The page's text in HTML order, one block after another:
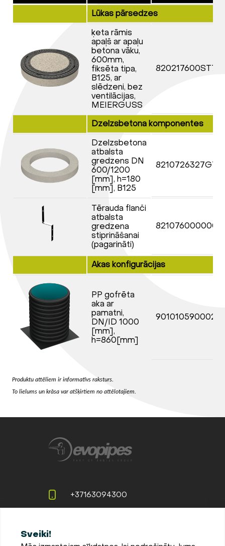
Lūkas pārsedzes
ķeta rāmis
apaļš ar apaļu
betona vāku,
600mm,
fiksēta tipa,
B125, ar
slēdzeni, bez
ventilācijas,
MEIERGUSS
Dzelzsbetona komponentes
Dzelzsbetona
atbalsta
gredzens DN
600/1200
[mm], h=180
[mm], B125
Tērauda flanči
atbalsta
gredzena
stiprināšanai
(pagarināti)
Akas konfigurācijas
PP gofrēta
aka ar
pamatni,
DN/ID 1000
[mm],
h=860[mm]
Produktu attēliem ir informatīvs raksturs.
To lielums un krāsa var atšķirtiem no attēlotajiem.
Sveiki!
+37163094300